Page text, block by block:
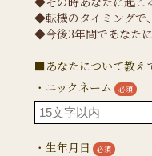
◆転機のタイミングで
◆今後3年間であなた
■あなたについて教え
・ニックネーム
必須
・生年月日 必須